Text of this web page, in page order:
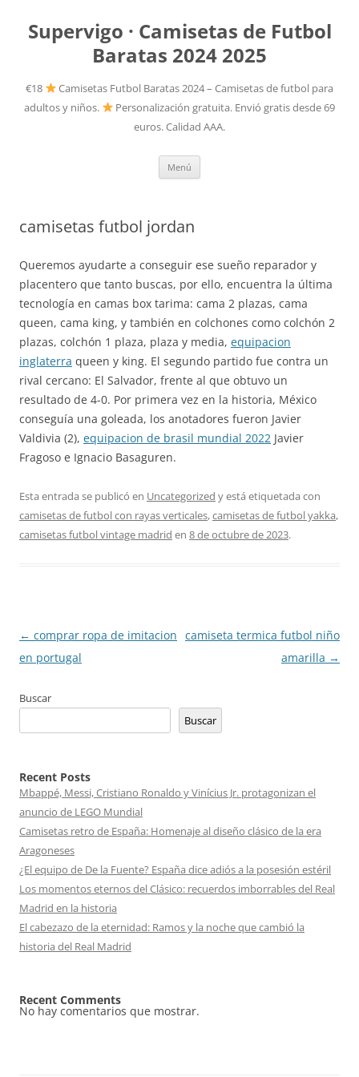
Supervigo · Camisetas de Futbol
Baratas 2024 2025
€18
Camisetas Futbol Baratas 2024 – Camisetas de futbol para
adultos y niños.
Personalización gratuita. Envió gratis desde 69
euros. Calidad AAA.
Menú
camisetas futbol jordan
Queremos ayudarte a conseguir ese sueño reparador y
placentero que tanto buscas, por ello, encuentra la última
tecnología en camas box tarima: cama 2 plazas, cama
queen, cama king, y también en colchones como colchón 2
plazas, colchón 1 plaza, plaza y media, equipacion
inglaterra queen y king. El segundo partido fue contra un
rival cercano: El Salvador, frente al que obtuvo un
resultado de 4-0. Por primera vez en la historia, México
conseguía una goleada, los anotadores fueron Javier
Valdivia (2), equipacion de brasil mundial 2022 Javier
Fragoso e Ignacio Basaguren.
Esta entrada se publicó en Uncategorized y está etiquetada con
camisetas de futbol con rayas verticales,camisetas de futbol yakka,
camisetas futbol vintage madrid en 8 de octubre de 2023.
Navegación
de
← comprar ropa de imitacion
en portugal
camiseta termica futbol niño
amarilla →
Buscar
Buscar
Recent Posts
Mbappé, Messi, Cristiano Ronaldo y Vinícius Jr. protagonizan el
anuncio de LEGO Mundial
Camisetas retro de España: Homenaje al diseño clásico de la era
Aragoneses
¿El equipo de De la Fuente? España dice adiós a la posesión estéril
Los momentos eternos del Clásico: recuerdos imborrables del Real
Madrid en la historia
El cabezazo de la eternidad: Ramos y la noche que cambió la
historia del Real Madrid
Recent Comments
No hay comentarios que mostrar.